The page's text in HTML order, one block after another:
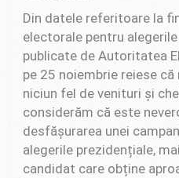
Din datele referitoare la
electorale pentru
publicate de Autoritatea
pe 25 noiembrie reiese
niciun fel de venituri și
considerăm că este
desfășurarea unei
alegerile prezidențiale,
candidat care obține